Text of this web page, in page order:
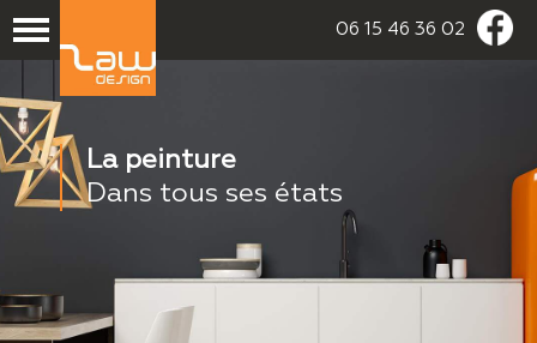
06 15 46 36 02
La peinture
Dans tous ses états